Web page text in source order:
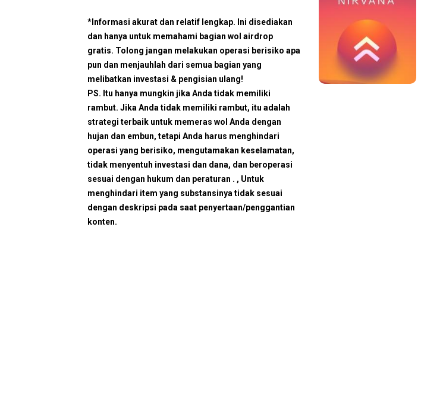
*Informasi akurat dan relatif lengkap. Ini disediakan
dan hanya untuk memahami bagian wol airdrop
gratis. Tolong jangan melakukan operasi berisiko apa
pun dan menjauhlah dari semua bagian yang
melibatkan investasi & pengisian ulang!
PS. Itu hanya mungkin jika Anda tidak memiliki
rambut. Jika Anda tidak memiliki rambut, itu adalah
strategi terbaik untuk memeras wol Anda dengan
hujan dan embun, tetapi Anda harus menghindari
operasi yang berisiko, mengutamakan keselamatan,
tidak menyentuh investasi dan dana, dan beroperasi
sesuai dengan hukum dan peraturan . , Untuk
menghindari item yang substansinya tidak sesuai
dengan deskripsi pada saat penyertaan/penggantian
konten.